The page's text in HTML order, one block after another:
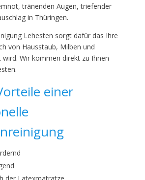
tränenden Augen, triefender
in Thüringen.
Lehesten sorgt dafür das Ihre
von Hausstaub, Milben und
Wir kommen direkt zu Ihnen
einer